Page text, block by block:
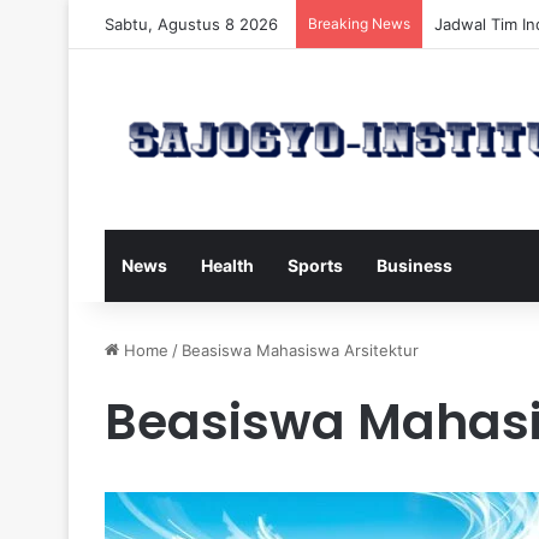
Sabtu, Agustus 8 2026 Breaking News Ancol
News Health Sports Business
Home / Beasiswa Mahasiswa Arsitektur
Beasiswa